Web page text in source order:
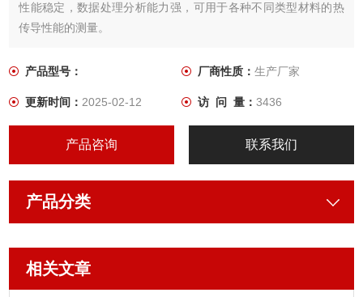
性能稳定，数据处理分析能力强，可用于各种不同类型材料的热
传导性能的测量。
产品型号： 厂商性质： 生产厂家
更新时间：2025-02-12 访 问 量： 3436
产品咨询 联系我们
产品分类
相关文章